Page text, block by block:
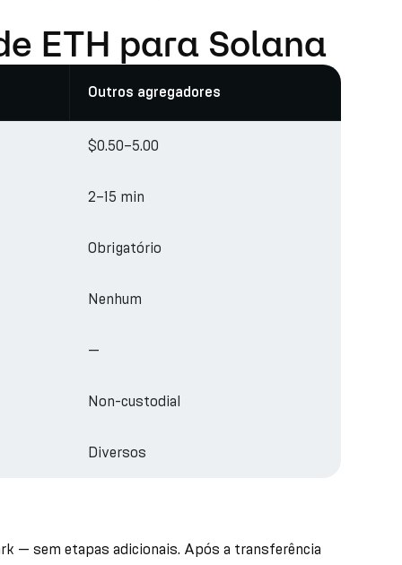
ETH para Solana
Outros agregadores
$0.50–5.00
2–15 min
Obrigatório
Nenhum
—
Non-custodial
Diversos
— sem etapas adicionais. Após a transferência